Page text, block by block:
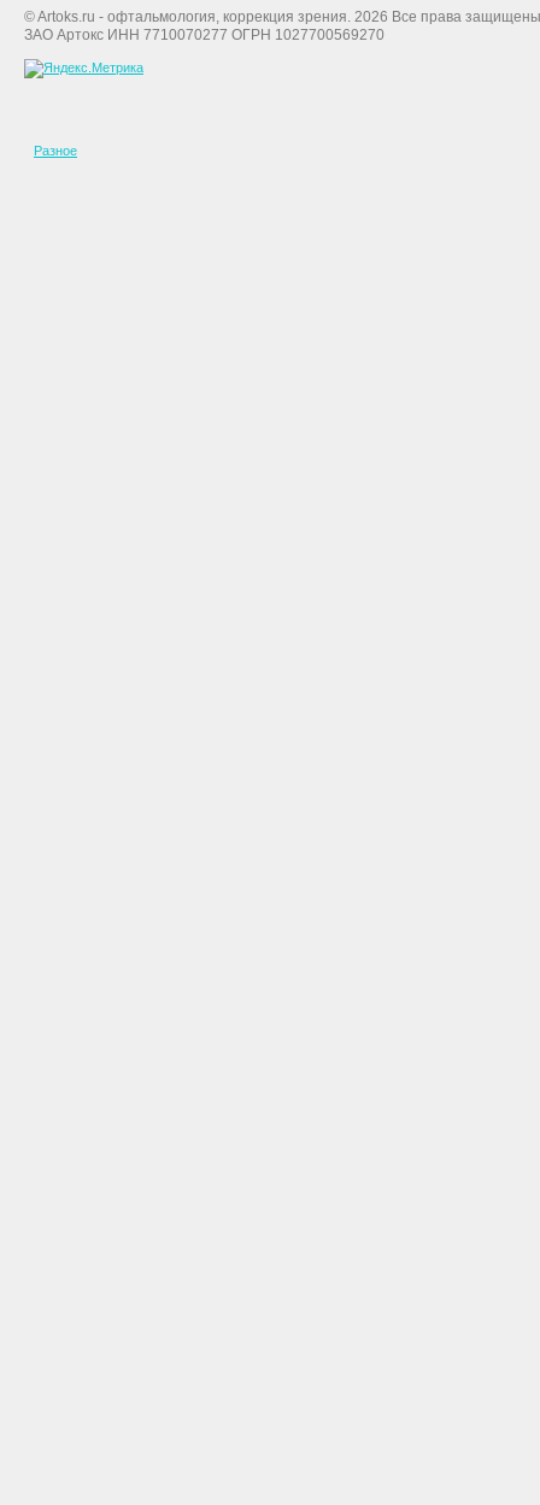
© Artoks.ru - офтальмология, коррекция зрения. 2026 Все права
ЗАО Артокс ИНН 7710070277 ОГРН 1027700569270
Разное